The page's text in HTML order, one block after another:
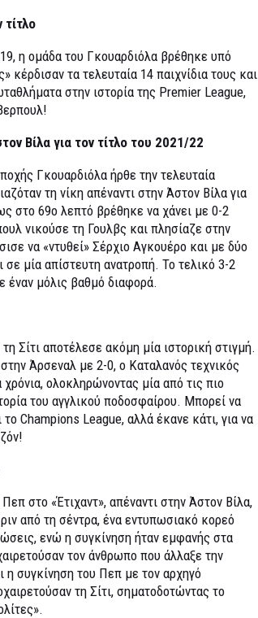
η ομάδα του Γκουαρδιόλα βρέθηκε υπό
κέρδισαν τα τελευταία 14 παιχνίδια τους και
στην ιστορία της Premier League,
Βίλα για τον τίτλο του 2021/22
Γκουαρδιόλα ήρθε την τελευταία
τη νίκη απέναντι στην Άστον Βίλα για
στο 69ο λεπτό βρέθηκε να χάνει με 0-2
νικούσε τη Γουλβς και πλησίαζε στην
να «ντυθεί» Σέρχιο Αγκουέρο και με δύο
μία απίστευτη ανατροπή. Το τελικό 3-2
έναν μόλις βαθμό διαφορά.
Σίτι αποτέλεσε ακόμη μία ιστορική στιγμή.
Άρσεναλ με 2-0, ο Καταλανός τεχνικός
ολοκληρώνοντας μία από τις πιο
του αγγλικού ποδοσφαίρου. Μπορεί να
Champions League, αλλά έκανε κάτι, για να
στο «Έτιχαντ», απέναντι στην Άστον Βίλα,
από τη σέντρα, ένα εντυπωσιακό κορεό
ενώ η συγκίνηση ήταν εμφανής στα
τον άνθρωπο που άλλαξε την
η συγκίνηση του Πεπ με τον αρχηγό
τη Σίτι, σηματοδοτώντας το